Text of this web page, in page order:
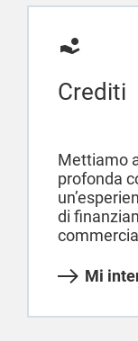
Crediti
Mettiamo
profonda
di
Mi